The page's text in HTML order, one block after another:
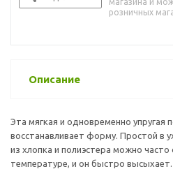
розничных
Описание
Эта мягкая и одновременно упругая
восстанавливает форму. Простой в
из хлопка и полиэстера можно
температуре, и он быстро высыхает.